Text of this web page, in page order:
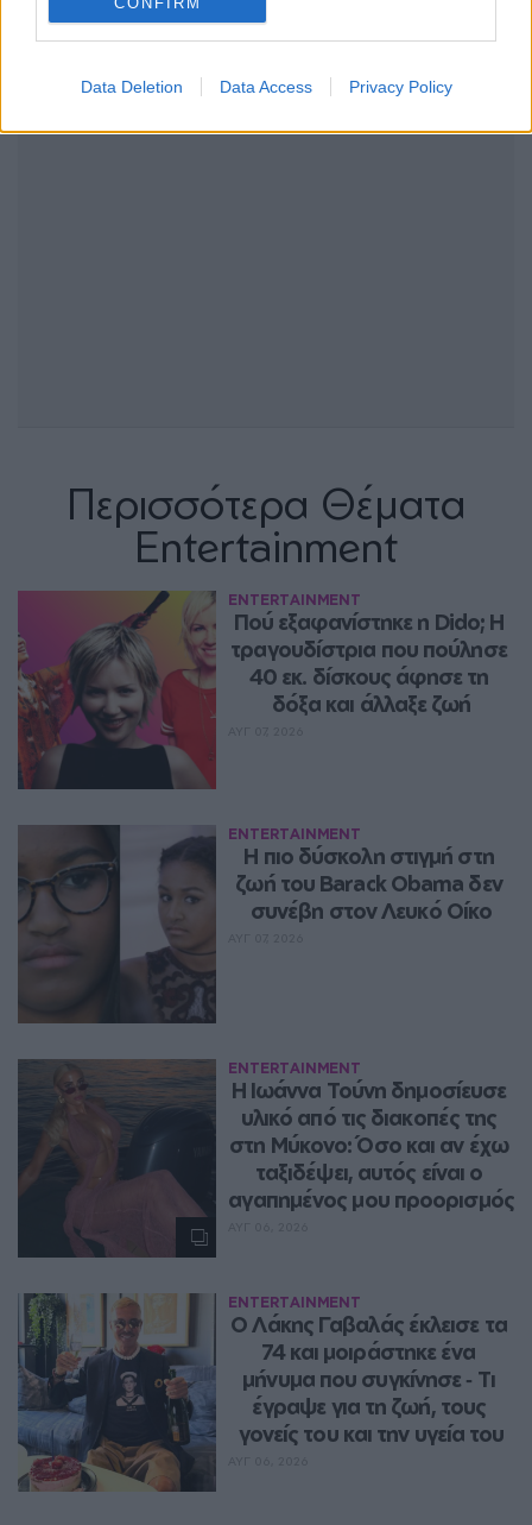
Data Deletion Data Access Privacy Policy
Περισσότερα Θέματα
Entertainment
ENTERTAINMENT
Πού εξαφανίστηκε η Dido; Η
τραγουδίστρια που πούλησε
40 εκ. δίσκους άφησε τη
δόξα και άλλαξε ζωή
ENTERTAINMENT
Η πιο δύσκολη στιγμή στη
ζωή του Barack Obama δεν
συνέβη στον Λευκό Οίκο
ENTERTAINMENT
Η Ιωάννα Τούνη δημοσίευσε
υλικό από τις διακοπές της
στη Μύκονο: Όσο και αν έχω
ταξιδέψει, αυτός είναι ο
αγαπημένος μου προορισμός
ENTERTAINMENT
Ο Λάκης Γαβαλάς έκλεισε τα
74 και μοιράστηκε ένα
μήνυμα που συγκίνησε ‑ Τι
έγραψε για τη ζωή, τους
γονείς του και την υγεία του